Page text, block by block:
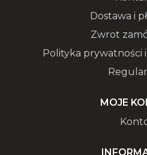
Dostawa i
Zwrot
Polityka prywatności
MOJE